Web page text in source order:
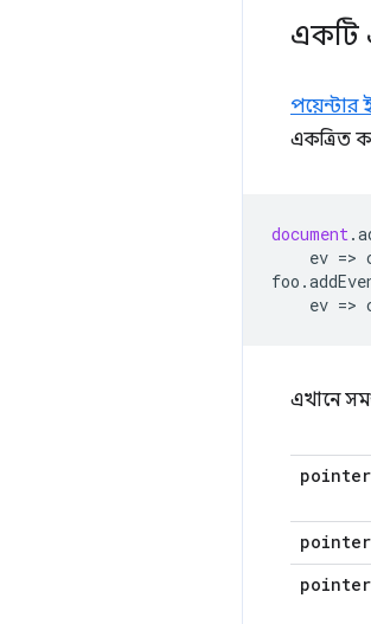
একটি
পয়েন্টার
একত্রিত
document.
ev =>
foo .
ev =>
এখানে